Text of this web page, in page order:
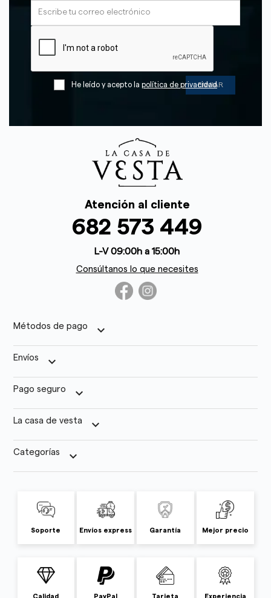
He leído y acepto la política de privacidad
Atención al cliente
682 573 449
L-V 09:00h a 15:00h
Consúltanos lo que necesites
Métodos de pago keyboard_arrow_down
Envíos keyboard_arrow_down
Pago seguro keyboard_arrow_down
La casa de vesta keyboard_arrow_down
Categorías keyboard_arrow_down
Soporte Envíos express Garantía Mejor precio
Calidad PayPal Tarjeta Experiencia